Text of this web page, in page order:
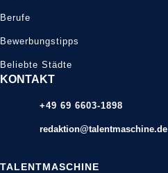
Berufe
Bewerbungstipps
Beliebte Städte
KONTAKT
+49 69 6603-1898
redaktion@talentmaschine.de
TALENTMASCHINE